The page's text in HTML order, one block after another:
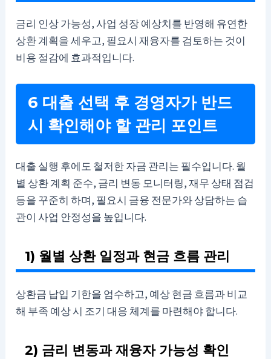
금리 인상 가능성, 사업 성장 예상치를 반영해 유연한
상환 계획을 세우고, 필요시 재융자를 검토하는 것이
비용 절감에 효과적입니다.
6 대출 선택 후 경영자가 반드
시 확인해야 할 관리 포인트
대출 실행 후에도 철저한 자금 관리는 필수입니다. 월
별 상환 계획 준수, 금리 변동 모니터링, 재무 상태 점검
등을 꾸준히 하며, 필요시 금융 전문가와 상담하는 습
관이 사업 안정성을 높입니다.
1) 월별 상환 일정과 현금 흐름 관리
상환금 납입 기한을 엄수하고, 예상 현금 흐름과 비교
해 부족 예상 시 조기 대응 체계를 마련해야 합니다.
2) 금리 변동과 재융자 가능성 확인